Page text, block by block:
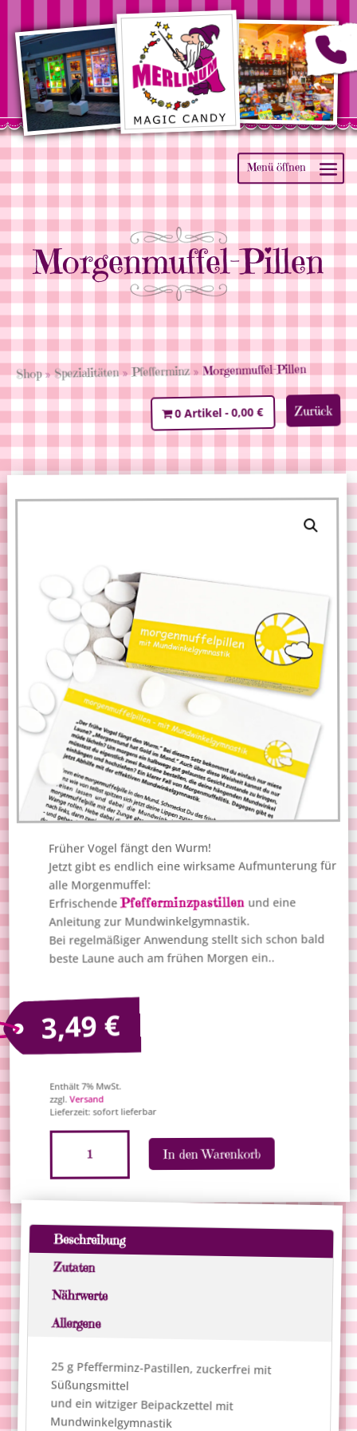
Morgenmuffel-Pillen
Shop»Spezialitäten»Pfefferminz » Morgenmuffel-Pillen
Zurück
0 Artikel 0,00 €
Früher Vogel fängt den Wurm!
Jetzt gibt es endlich eine wirksame Aufmunterung für
alle Morgenmuffel:
ErfrischendePfefferminzpastillen und eine
Anleitung zur Mundwinkelgymnastik.
Bei regelmäßiger Anwendung stellt sich schon bald
beste Laune auch am frühen Morgen ein..
3,49€
Enthält 7% MwSt.
zzgl.Versand
Lieferzeit: sofort lieferbar
Morgenmuffel-
Menge
In den Warenkorb
A
n
a
Beschreibung
Zutaten
Nährwerte
Allergene
25 g Pfefferminz-Pastillen, zuckerfrei mit
Süßungsmittel
und ein witziger Beipackzettel mit
Mundwinkelgymnastik